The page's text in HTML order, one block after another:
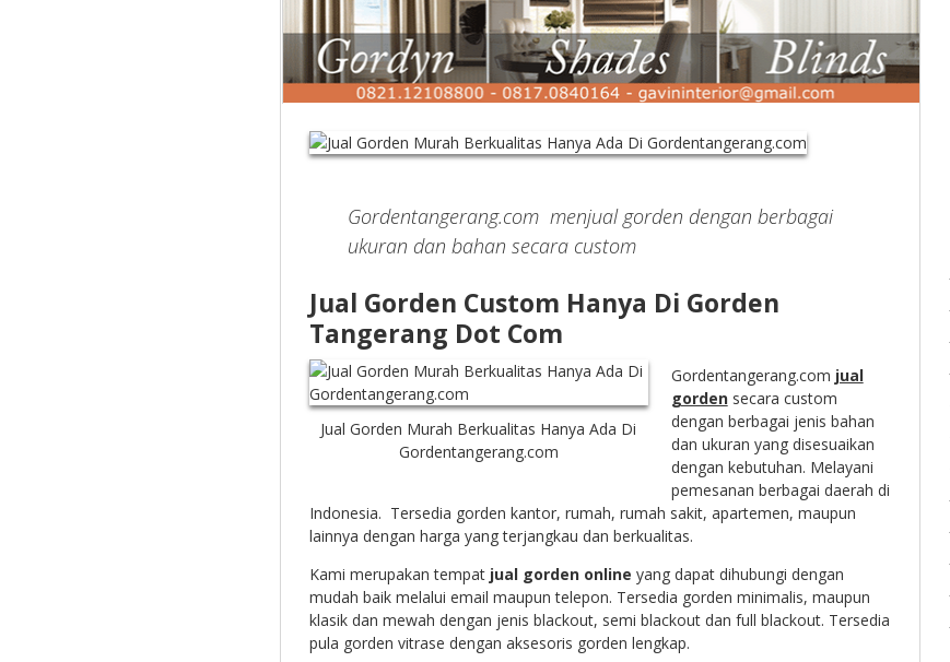
Gordentangerang.com menjual gorden dengan berbagai
ukuran dan bahan secara custom
Jual Gorden Custom Hanya Di Gorden
Tangerang Dot Com
Jual Gorden Murah Berkualitas Hanya Ada Di
Gordentangerang.com
Gordentangerang.com jual
gordensecara custom
dengan berbagai jenis bahan
dan ukuran yang disesuaikan
dengan kebutuhan. Melayani
pemesanan berbagai daerah di
Indonesia. Tersedia gorden kantor, rumah, rumah sakit, apartemen, maupun
lainnya dengan harga yang terjangkau dan berkualitas.
Kami merupakan tempat jual gorden online yang dapat dihubungi dengan
mudah baik melalui email maupun telepon. Tersedia gorden minimalis, maupun
klasik dan mewah dengan jenis blackout, semi blackout dan full blackout. Tersedia
pula gorden vitrase dengan aksesoris gorden lengkap.